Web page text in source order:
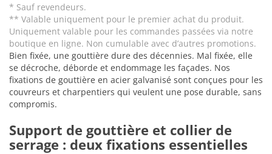
* Sauf revendeurs.
** Valable uniquement pour le premier achat du produit.
Uniquement valable pour les commandes passées via notre
boutique en ligne. Non cumulable avec d’autres promotions.
Bien fixée, une gouttière dure des décennies. Mal fixée, elle
se décroche, déborde et endommage les façades. Nos
fixations de gouttière en acier galvanisé sont conçues pour les
couvreurs et charpentiers qui veulent une pose durable, sans
compromis.
Support de gouttière et collier de
serrage : deux fixations essentielles